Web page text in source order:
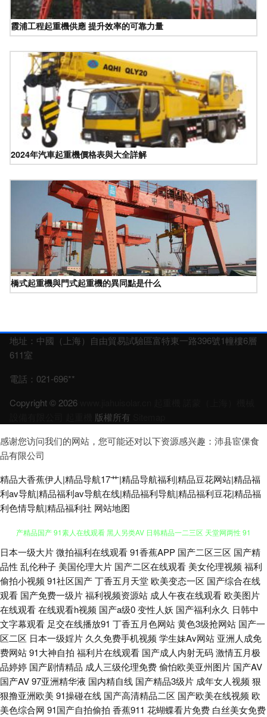
霞浦工程起重機供應 提升效率的可靠力量
2024年汽車起重機價格表與大全詳解
橋式起重機與門式起重機的異同點是什么
地址：中國（上海）自由貿易試驗區富特東一路396號1幢樓6層
611室
電話：021-696**
Copyright © 2026
版權所有
感谢您访问我们的网站，您可能还对以下资源感兴趣：沛县宦倮食
品有限公司
精品大香蕉伊人|精品导航17艹|精品导航福利|精品豆花网站|精品福
利av导航|精品福利av导航在线|精品福利导航|精品福利豆花|精品福
利色情导航|精品福利社 网站地图
AV在线资源网 亚洲人成人网站在 色综欧美 超碰免费人人 丁香久久大香蕉 国
产精品国产 91素人在线观看 黑人另类AV 日韩精品一二三区 天堂网两性 91
资原总站 久久神马私人 日韩色色 国产精产国品一区 免费网站91 婷婷五月天
色色 综合另类AV 国产110页浮力 久久导航色色 青草社区99 色色导航东京热
亚洲无码夜间福利 97美女在线视频 国产人妖ts伪娘 欧美福利一区 伊人久久
大香 韩日AV免费影院 午夜局厂91爱爱 51国产精品 AV性导航 久久99成人免
日本一级大片微拍福利在线观看91香蕉APP 国产二区三区 国产精
品性 乱伦种子 美国伦理大片 国产二区在线观看 美女伦理视频 福利
偷拍小视频 91社区国产丁香五月天堂 欧美变态一区 国产综合在线
观看 国产免费一级片福利视频资源站 成人午夜在线观看 欧美图片
在线观看在线观看h视频 国产a级0变性人妖 国产福利永久 日韩中
文字幕观看 足交在线播放91 丁香五月色网站黄色3级抢网站 国产一
区二区 日本一级婬片 久久免费手机视频 学生妹Av网站 亚洲人成免
费网站91大神自拍 福利片在线观看 国产成人内射无码激情五月极
品婷婷 国产剧情精品 成人三级伦理免费偷怕欧美亚州图片 国产AV
国产AV97亚洲精华液 国内精自线 国产精品3级片 成年女人视频 狠
狠撸亚洲欧美91操碰在线 国产高清精品二区 国产欧美在线视频 欧
美色综合网 91国产自拍偷拍 香蕉911 花蝴蝶看片免费 白丝美女免费